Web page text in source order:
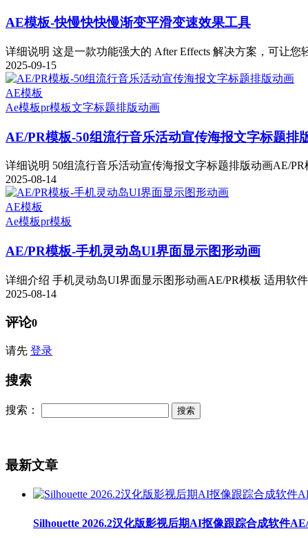
AE模板-快慢快快慢渐变平滑变速效果工具
详细说明 这是一款功能强大的 After Effects 解决方案，可让您
2025-09-15
AE模板
Ae模板pr模板文字标题排版动画
AE/PR模板-50组流行音乐活动宣传海报文字标题排
详细说明 50组流行音乐活动宣传海报文字标题排版动画AE/PR
2025-08-14
AE模板
Ae模板pr模板
AE/PR模板-手机灵动岛UI界面显示图形动画
详细介绍 手机灵动岛UI界面显示图形动画AE/PR模板 适用软
2025-08-14
评论0
请先 登录
搜索
搜索：
最新文章
Silhouette 2026.2汉化版影视后期AI抠像跟踪合成软件